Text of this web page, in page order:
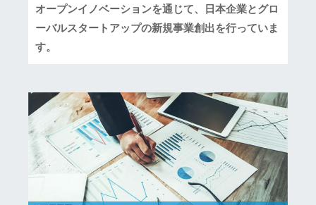
オープンイノベーションを通じて、日本企業とグロ
ーバルスタートアップの新規事業創出を行っていま
す。